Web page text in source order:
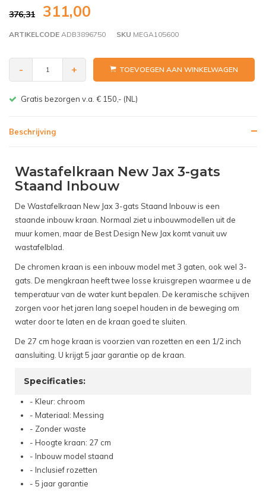
376,31 311,00
ARTIKELCODE ADB3896750 SKU MEGA105600
- + TOEVOEGEN AAN WINKELWAGEN
Gratis bezorgen v.a. € 150,- (NL)
Beschrijving
Wastafelkraan New Jax 3-gats
Staand Inbouw
De Wastafelkraan New Jax 3-gats Staand Inbouw is een
staande inbouw kraan. Normaal ziet u inbouwmodellen uit de
muur komen, maar de Best Design New Jax komt vanuit uw
wastafelblad.
De chromen kraan is een inbouw model met 3 gaten, ook wel 3-
gats. De mengkraan heeft twee losse kruisgrepen waarmee u de
temperatuur van de water kunt bepalen. De keramische schijven
zorgen voor het jaren lang soepel houden in de beweging om
water door te laten en de kraan goed te sluiten.
De 27 cm hoge kraan is voorzien van rozetten en een 1/2 inch
aansluiting. U krijgt 5 jaar garantie op de kraan.
Specificaties:
- Kleur: chroom
- Materiaal: Messing
- Zonder waste
- Hoogte kraan: 27 cm
- Inbouw model staand
- Inclusief rozetten
- 5 jaar garantie